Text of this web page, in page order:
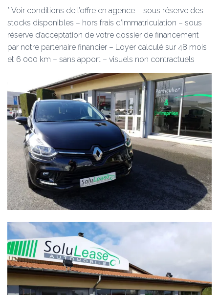
* Voir conditions de l’offre en agence – sous réserve des
stocks disponibles – hors frais d’immatriculation – sous
réserve d’acceptation de votre dossier de financement
par notre partenaire financier – Loyer calculé sur 48 mois
et 6 000 km – sans apport – visuels non contractuels